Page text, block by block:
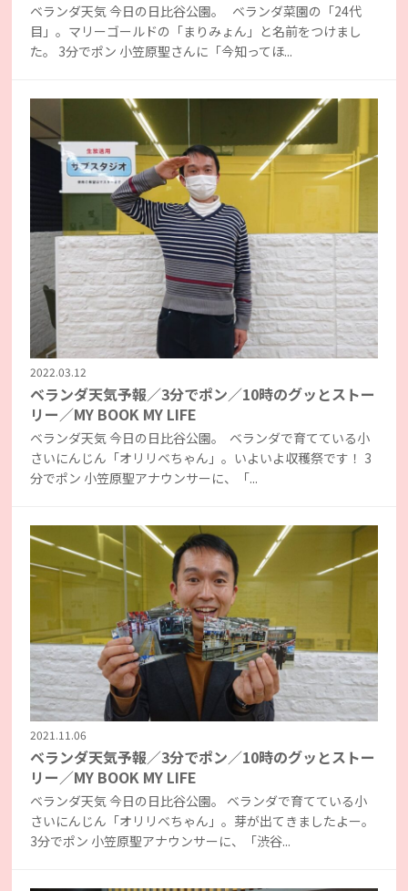
ベランダ天気 今日の日比谷公園。 ベランダ菜園の「24代
目」。マリーゴールドの「まりみょん」と名前をつけまし
た。 3分でポン 小笠原聖さんに「今知ってほ...
2022.03.12
ベランダ天気予報／3分でポン／10時のグッとストー
リー／MY BOOK MY LIFE
ベランダ天気 今日の日比谷公園。 ベランダで育てている小
さいにんじん「オリリベちゃん」。いよいよ収穫祭です！ 3
分でポン 小笠原聖アナウンサーに、「...
2021.11.06
ベランダ天気予報／3分でポン／10時のグッとストー
リー／MY BOOK MY LIFE
ベランダ天気 今日の日比谷公園。 ベランダで育てている小
さいにんじん「オリリベちゃん」。芽が出てきましたよー。
3分でポン 小笠原聖アナウンサーに、「渋谷...